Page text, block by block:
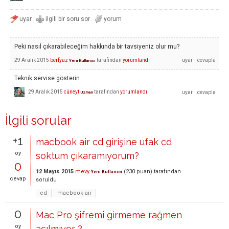
Peki nasıl çıkarabileceğim hakkında bir tavsiyeniz olur mu?
29 Aralık 2015 berfyaz Yeni Kullanıcı tarafından yorumlandı
Teknik servise gösterin.
29 Aralık 2015 cüneyt Uzman tarafından yorumlandı
İlgili sorular
+1
oy
0
cevap
macbook air cd girişine ufak cd
soktum çıkaramıyorum?
12 Mayıs 2015 mevy Yeni Kullanıcı (230 puan) tarafından
soruldu
cd
macbook-air
0
oy
Mac Pro şifremi girmeme rağmen